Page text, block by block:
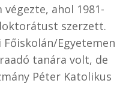
ahol 1981-
szerzett.
Egyetemen
tanára volt, de
Péter Katolikus